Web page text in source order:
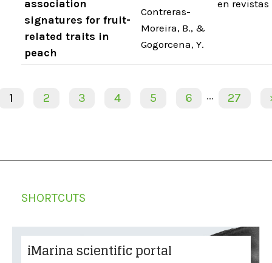
association
signatures for fruit-
related traits in
peach
Contreras-
Moreira, B., &
Gogorcena, Y.
en revistas
1 2 3 4 5 6 ... 27
SHORTCUTS
iMarina scientific portal